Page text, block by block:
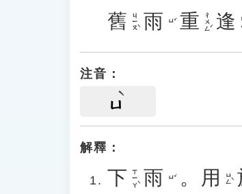
舊 ㄐㄧㄡˋ 雨 ㄩˇ 重 ㄔㄨㄥˊ 逢
注音：
ㄩ
解釋：
下 ㄒㄧㄚˋ 雨 ㄩˇ 。 用 ㄩㄥˋ